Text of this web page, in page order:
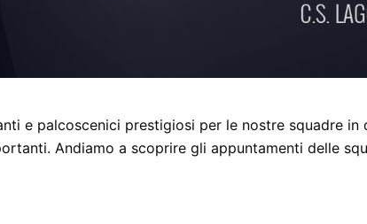
e palcoscenici prestigiosi per le nostre squadre in
Andiamo a scoprire gli appuntamenti delle